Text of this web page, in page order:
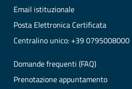
Email istituzionale
Posta Elettronica Certificata
Centralino unico: +39 0795008000
Domande frequenti (FAQ)
Prenotazione appuntamento